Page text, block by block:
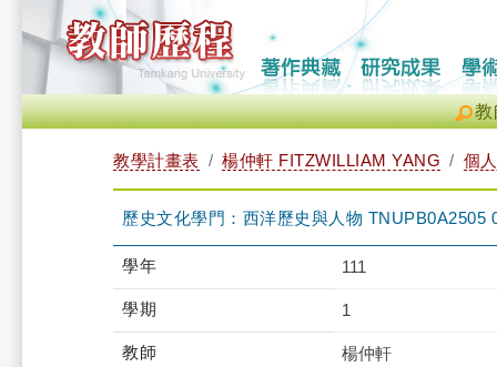
教
教學計畫表 楊仲軒 FITZWILLIAM YANG 個
歷史文化學門：西洋歷史與人物 TNUPB0A2505
學年 111
學期 1
教師 楊仲軒